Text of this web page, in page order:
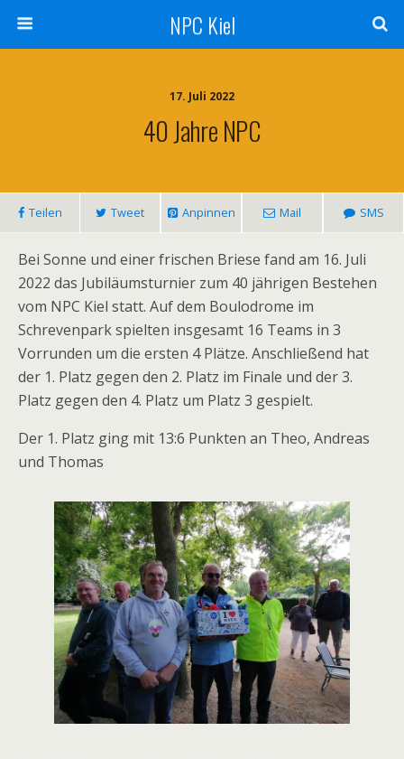
NPC Kiel
17. Juli 2022
40 Jahre NPC
Teilen Tweet Anpinnen Mail SMS
Bei Sonne und einer frischen Briese fand am 16. Juli
2022 das Jubiläumsturnier zum 40 jährigen Bestehen
vom NPC Kiel statt. Auf dem Boulodrome im
Schrevenpark spielten insgesamt 16 Teams in 3
Vorrunden um die ersten 4 Plätze. Anschließend hat
der 1. Platz gegen den 2. Platz im Finale und der 3.
Platz gegen den 4. Platz um Platz 3 gespielt.
Der 1. Platz ging mit 13:6 Punkten an Theo, Andreas
und Thomas